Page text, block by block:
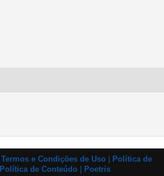
Termos e Condições de Uso
Política de
Política de Conteúdo| Poetris